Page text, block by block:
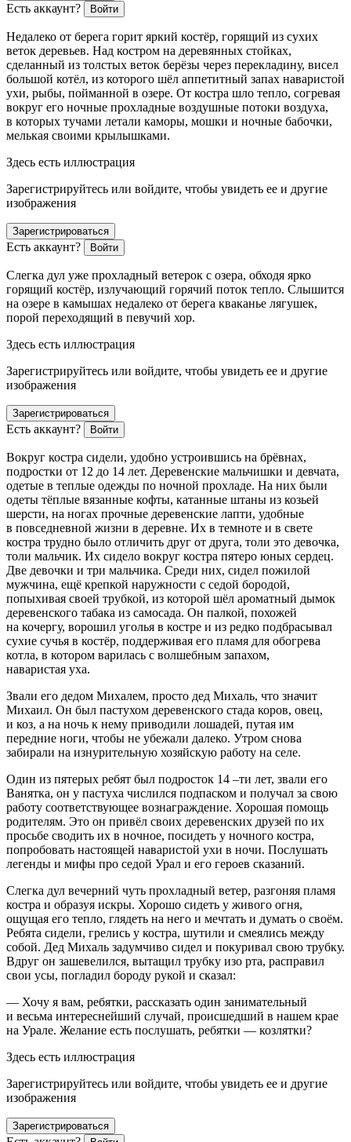
Есть аккаунт? Войти
Недалеко от берега горит яркий костёр, горящий из сухих
веток деревьев. Над костром на деревянных стойках,
сделанный из толстых веток берёзы через перекладину, висел
большой котёл, из которого шёл аппетитный запах наваристой
ухи, рыбы, пойманной в озере. От костра шло тепло, согревая
вокруг его ночные прохладные воздушные потоки воздуха,
в которых тучами летали каморы, мошки и ночные бабочки,
мелькая своими крылышками.
Здесь есть иллюстрация
Зарегистрируйтесь или войдите, чтобы увидеть ее и другие
изображения
Зарегистрироваться
Есть аккаунт? Войти
Слегка дул уже прохладный ветерок с озера, обходя ярко
горящий костёр, излучающий горячий поток тепло. Слышится
на озере в камышах недалеко от берега кваканье лягушек,
порой переходящий в певучий хор.
Здесь есть иллюстрация
Зарегистрируйтесь или войдите, чтобы увидеть ее и другие
изображения
Зарегистрироваться
Есть аккаунт? Войти
Вокруг костра сидели, удобно устроившись на брёвнах,
подростки от 12 до 14 лет. Деревенские мальчишки и девчата,
одетые в теплые одежды по ночной прохладе. На них были
одеты тёплые вязанные кофты, катанные штаны из козьей
шерсти, на ногах прочные деревенские лапти, удобные
в повседневной жизни в деревне. Их в темноте и в свете
костра трудно было отличить друг от друга, толи это девочка,
толи мальчик. Их сидело вокруг костра пятеро юных сердец.
Две девочки и три мальчика. Среди них, сидел пожилой
мужчина, ещё крепкой наружности с седой бородой,
попыхивая своей трубкой, из которой шёл ароматный дымок
деревенского табака из самосада. Он палкой, похожей
на кочергу, ворошил уголья в костре и из редко подбрасывал
сухие сучья в костёр, поддерживая его пламя для обогрева
котла, в котором варилась с волшебным запахом,
наваристая уха.
Звали его дедом Михалем, просто дед Михаль, что значит
Михаил. Он был пастухом деревенского стада коров, овец,
и коз, а на ночь к нему приводили лошадей, путая им
передние ноги, чтобы не убежали далеко. Утром снова
забирали на изнурительную хозяйскую работу на селе.
Один из пятерых ребят был подросток 14 –ти лет, звали его
Ванятка, он у пастуха числился подпаском и получал за свою
работу соответствующее вознаграждение. Хорошая помощь
родителям. Это он привёл своих деревенских друзей по их
просьбе сводить их в ночное, посидеть у ночного костра,
попробовать настоящей наваристой ухи в ночи. Послушать
легенды и мифы про седой Урал и его героев сказаний.
Слегка дул вечерний чуть прохладный ветер, разгоняя пламя
костра и образуя искры. Хорошо сидеть у живого огня,
ощущая его тепло, глядеть на него и мечтать и думать о своём.
Ребята сидели, грелись у костра, шутили и смеялись между
собой. Дед Михаль задумчиво сидел и покуривал свою трубку.
Вдруг он зашевелился, вытащил трубку изо рта, расправил
свои усы, погладил бороду рукой и сказал:
— Хочу я вам, ребятки, рассказать один занимательный
и весьма интереснейший случай, происшедший в нашем крае
на Урале. Желание есть послушать, ребятки — козлятки?
Здесь есть иллюстрация
Зарегистрируйтесь или войдите, чтобы увидеть ее и другие
изображения
Зарегистрироваться